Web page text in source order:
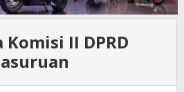
II DPRD